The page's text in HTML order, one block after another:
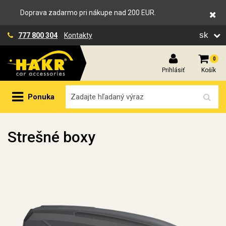
Doprava zadarmo pri nákupe nad 200 EUR.
777 800 304 Kontakty sk
Prihlásiť
0
Košík
Ponuka
Strešné boxy